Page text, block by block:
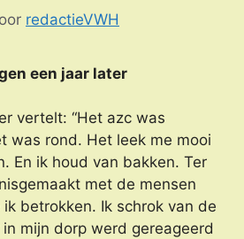
redactieVWH
een jaar later
vertelt: “Het azc was
was rond. Het leek me mooi
En ik houd van bakken. Ter
met de mensen
betrokken. Ik schrok van de
mijn dorp werd gereageerd